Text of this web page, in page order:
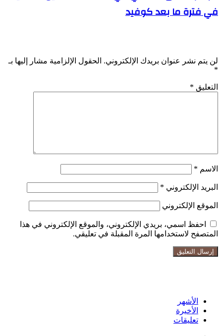
في فترة ما بعد كوفيد
لن يتم نشر عنوان بريدك الإلكتروني. الحقول الإلزامية مشار إليها بـ
*
التعليق *
الاسم *
البريد الإلكتروني *
الموقع الإلكتروني
احفظ اسمي، بريدي الإلكتروني، والموقع الإلكتروني في هذا
المتصفح لاستخدامها المرة المقبلة في تعليقي.
الأشهر
الأخيرة
تعليقات